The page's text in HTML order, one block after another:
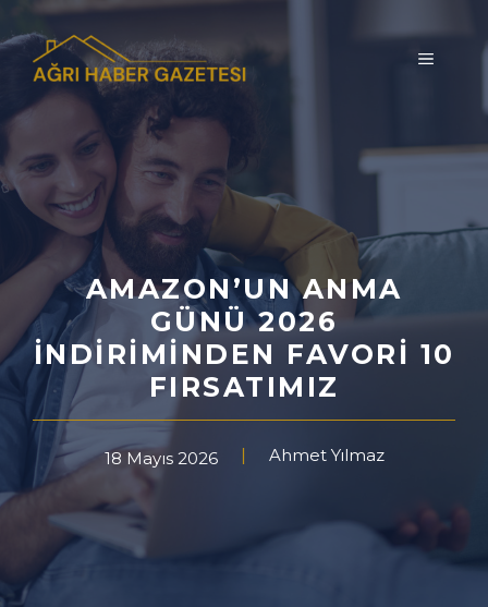
İçeriğe
atla
MENÜ
AMAZON’UN ANMA
GÜNÜ 2026
İNDIRIMINDEN FAVORI 10
FIRSATIMIZ
18 Mayıs 2026 Ahmet Yılmaz